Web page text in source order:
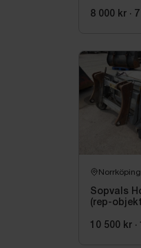
8 000 kr · 7
Norrköping
Sopvals
(rep-
10 500 kr ·